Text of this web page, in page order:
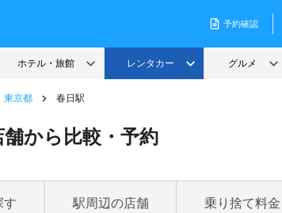
東京都 春日駅
から比較・予約
す 駅周辺の店舗 乗り捨て料金